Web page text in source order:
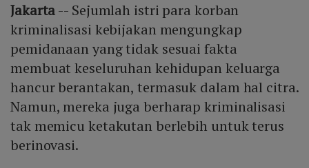
Jakarta-- Sejumlah istri para korban
kriminalisasi kebijakan mengungkap
pemidanaan yang tidak sesuai fakta
membuat keseluruhan kehidupan keluarga
hancur berantakan, termasuk dalam hal citra.
Namun, mereka juga berharap kriminalisasi
tak memicu ketakutan berlebih untuk terus
berinovasi.